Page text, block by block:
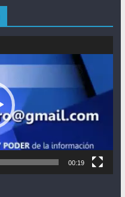
00:19